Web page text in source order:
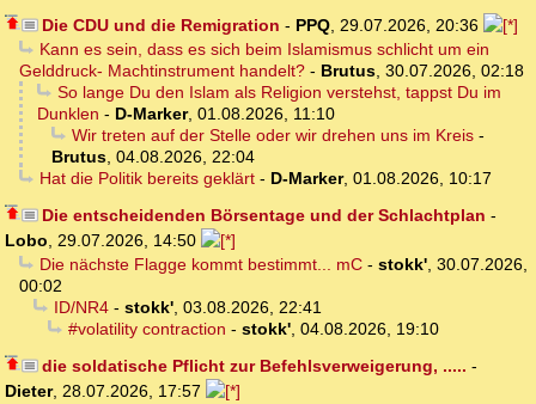
Die CDU und die Remigration - PPQ, 29.07.2026, 20:36
Kann es sein, dass es sich beim Islamismus schlicht um ein
Gelddruck- Machtinstrument handelt? - Brutus, 30.07.2026, 02:18
So lange Du den Islam als Religion verstehst, tappst Du im
Dunklen - D-Marker, 01.08.2026, 11:10
Wir treten auf der Stelle oder wir drehen uns im Kreis-
Brutus, 04.08.2026, 22:04
Hat die Politik bereits geklärt- D-Marker, 01.08.2026, 10:17
Die entscheidenden Börsentage und der Schlachtplan -
Lobo, 29.07.2026, 14:50
Die nächste Flagge kommt bestimmt... mC- stokk', 30.07.2026,
00:02
ID/NR4- stokk', 03.08.2026, 22:41
#volatility contraction - stokk', 04.08.2026, 19:10
die soldatische Pflicht zur Befehlsverweigerung, ..... -
Dieter, 28.07.2026, 17:57